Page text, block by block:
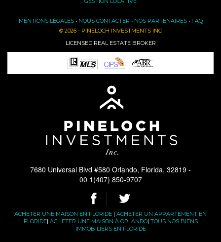
MENTIONS LÉGALES• NOUS CONTACTER • NOS PARTENAIRES• FAQ
© 2026 - PINELOCH INVESTMENTS INC
LICENSED REAL ESTATE BROKER
7680 Universal Blvd #580 Orlando, Florida, 32819 -
00 1(407) 850-9707
ACHETER UNE MAISON EN FLORIDE | ACHETER UN APPARTEMENT EN
FLORIDE| ACHETER UNE MAISON À ORLANDO| TOUS NOS BIENS
IMMOBILIERS EN FLORIDE